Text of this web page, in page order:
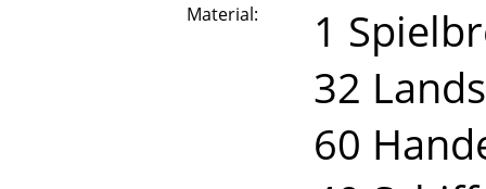
Material:
1
32
60